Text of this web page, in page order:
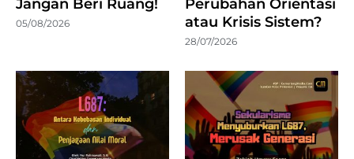
Jangan Beri Ruang!
05/08/2026
Perubahan Orientasi
atau Krisis Sistem?
28/07/2026